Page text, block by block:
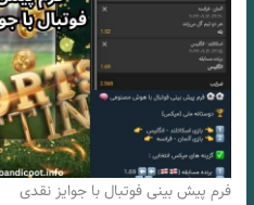
فرم پیش بینی فوتبال با جوایز نقدی